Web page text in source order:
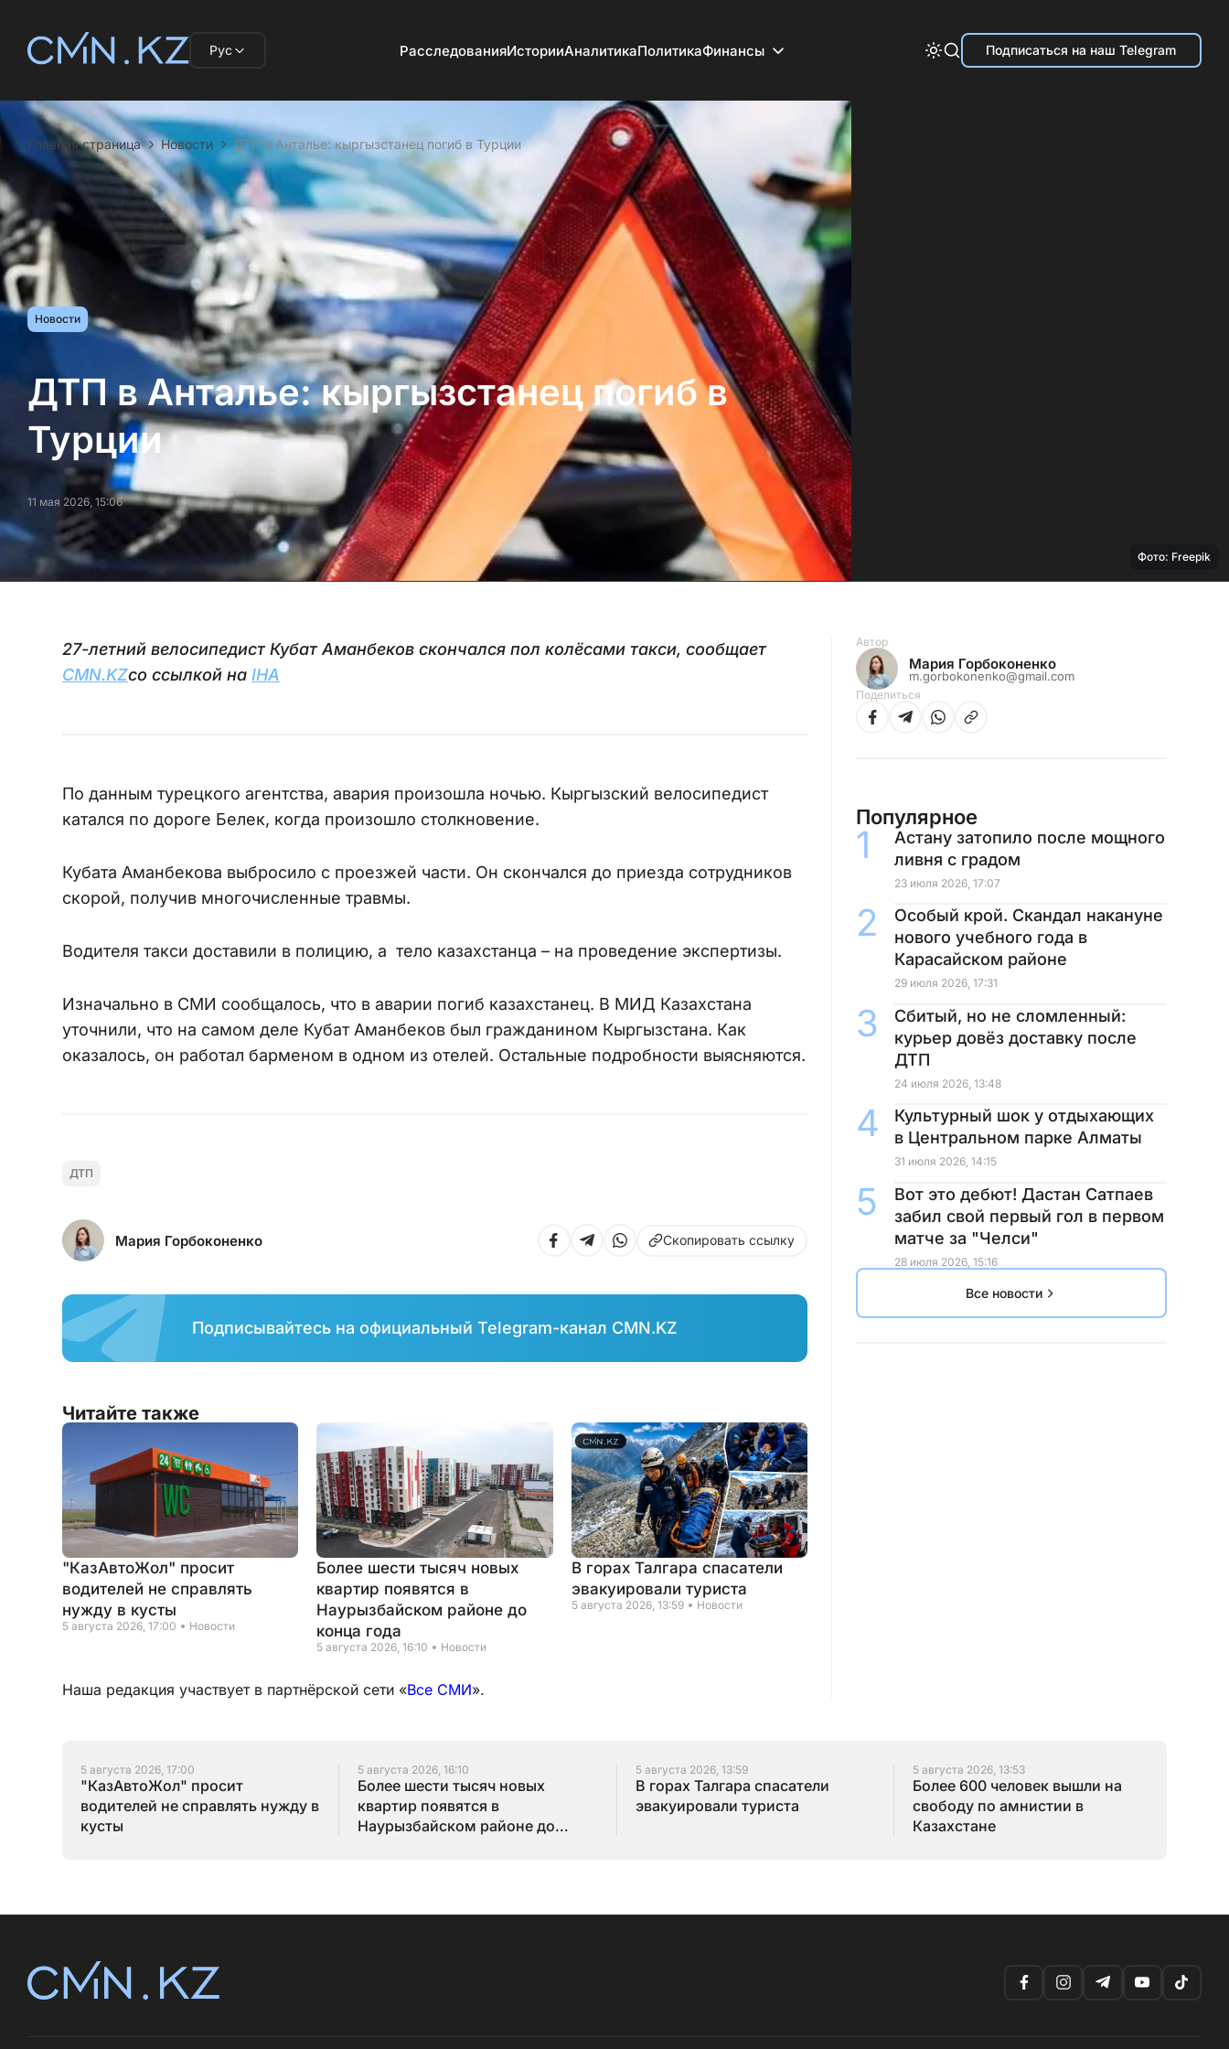
Рус РасследованияИсторииАналитикаПолитикаФинансы Подписаться на наш Telegram
Главная страница Новости ДТП в Анталье: кыргызстанец погиб в Турции
Новости
ДТП в Анталье: кыргызстанец погиб в
Турции
11 мая 2026, 15:06
Фото: Freepik
27-летний велосипедист Кубат Аманбеков скончался пол колёсами такси, сообщает
CMN.KZсо ссылкой на IHA
По данным турецкого агентства, авария произошла ночью. Кыргызский велосипедист
катался по дороге Белек, когда произошло столкновение.
Кубата Аманбекова выбросило с проезжей части. Он скончался до приезда сотрудников
скорой, получив многочисленные травмы.
Водителя такси доставили в полицию, а тело казахстанца – на проведение экспертизы.
Изначально в СМИ сообщалось, что в аварии погиб казахстанец. В МИД Казахстана
уточнили, что на самом деле Кубат Аманбеков был гражданином Кыргызстана. Как
оказалось, он работал барменом в одном из отелей. Остальные подробности выясняются.
ДТП
Мария Горбоконенко Скопировать ссылку
Подписывайтесь на официальный Telegram-канал CMN.KZ
Читайте также
"КазАвтоЖол" просит
водителей не справлять
нужду в кусты
5 августа 2026, 17:00 Новости
Более шести тысяч новых
квартир появятся в
Наурызбайском районе до
конца года
5 августа 2026, 16:10 Новости
В горах Талгара спасатели
эвакуировали туриста
5 августа 2026, 13:59 Новости
Наша редакция участвует в партнёрской сети «Все СМИ».
Автор
Мария Горбоконенко
m.gorbokonenko@gmail.com
Поделиться
Популярное
Астану затопило после мощного
ливня с градом
23 июля 2026, 17:07
Особый крой. Скандал накануне
нового учебного года в
Карасайском районе
29 июля 2026, 17:31
Сбитый, но не сломленный:
курьер довёз доставку после
ДТП
24 июля 2026, 13:48
Культурный шок у отдыхающих
в Центральном парке Алматы
31 июля 2026, 14:15
Вот это дебют! Дастан Сатпаев
забил свой первый гол в первом
матче за "Челси"
28 июля 2026, 15:16
Все новости
5 августа 2026, 17:00
"КазАвтоЖол" просит
водителей не справлять нужду в
кусты
5 августа 2026, 16:10
Более шести тысяч новых
квартир появятся в
Наурызбайском районе до
5 августа 2026, 13:59
В горах Талгара спасатели
эвакуировали туриста
5 августа 2026, 13:53
Более 600 человек вышли на
свободу по амнистии в
Казахстане